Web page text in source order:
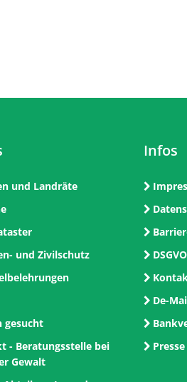
und Landräte
und Zivilschutz
gesucht
- Beratungsstelle bei
Gewalt
Infos
DSGVO
De-